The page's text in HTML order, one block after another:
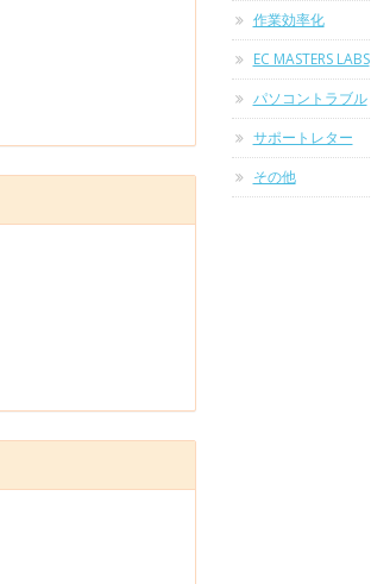
作業効率化
EC MASTERS LABS
パソコントラブル
サポートレター
その他